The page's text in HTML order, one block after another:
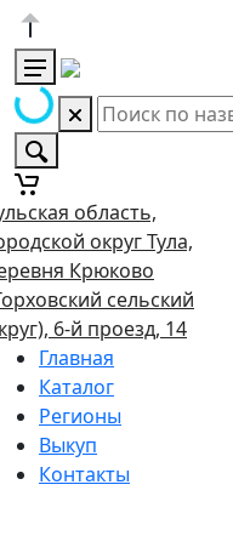
область,
округ Тула,
Крюково
сельский
6-й проезд, 14
Главная
Каталог
Регионы
Выкуп
Контакты